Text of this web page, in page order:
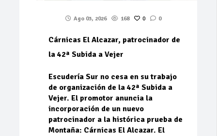
Ago 03, 2026 168 0 0
Cárnicas El Alcazar, patrocinador de
la 42ª Subida a Vejer
Escudería Sur no cesa en su trabajo
de organización de la 42ª Subida a
Vejer. El promotor anuncia la
incorporación de un nuevo
patrocinador a la histórica prueba de
Montaña: Cárnicas El Alcazar. El